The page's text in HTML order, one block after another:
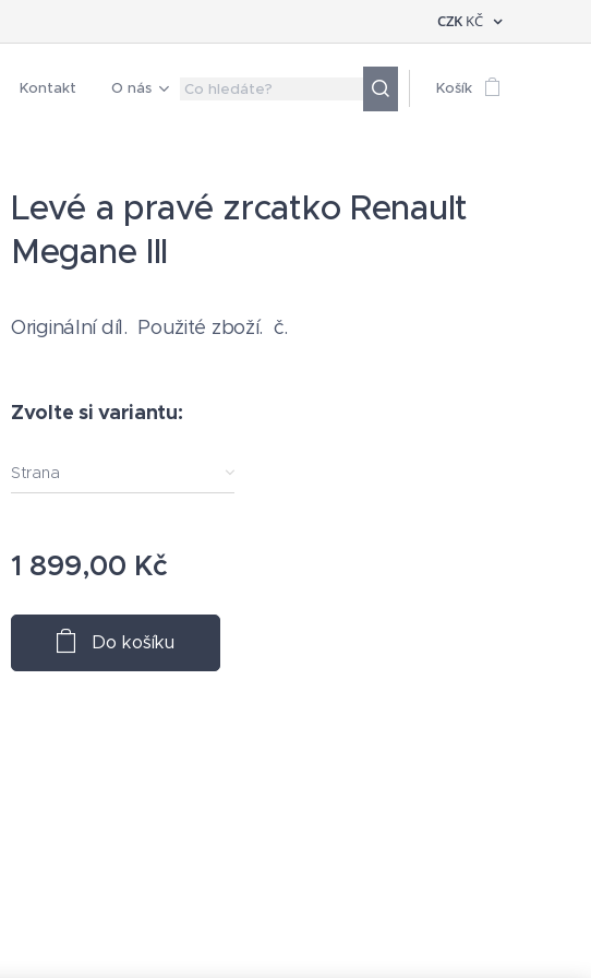
CZK KČ
Kontakt O nás Košík
Levé a pravé zrcatko Renault
Megane III
Originální díl. Použité zboží. č.
Zvolte si variantu:
Strana
1 899,00 Kč
Do košíku